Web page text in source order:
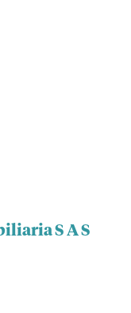
S A S